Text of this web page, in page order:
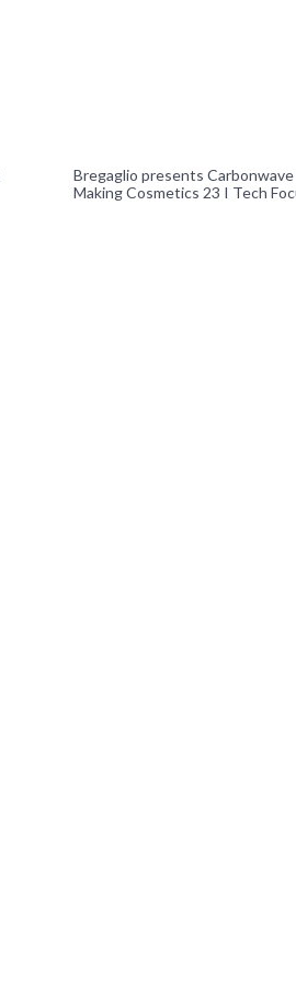
Bregaglio presents Carbonwave
Making Cosmetics 23 I Tech